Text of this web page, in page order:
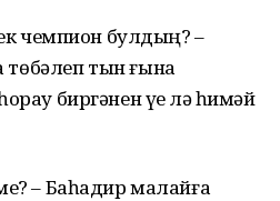
чемпион булдың? –
тын ғына
биргәнен үҙе лә һиҙмәй
– Баһадир малайға